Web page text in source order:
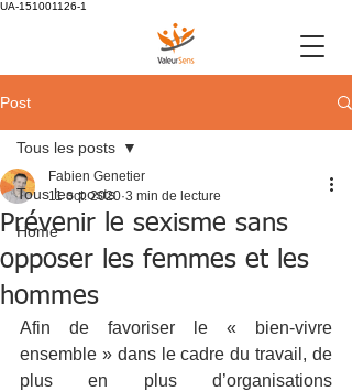
UA-151001126-1
Post
Tous les posts
Home
Tous les posts
Prévenir le sexisme sans
opposer les femmes et les
hommes
Fabien Genetier
11 oct. 2020 3 min de lecture
Afin de favoriser le « bien-vivre
ensemble » dans le cadre du travail, de
plus en plus d’organisations